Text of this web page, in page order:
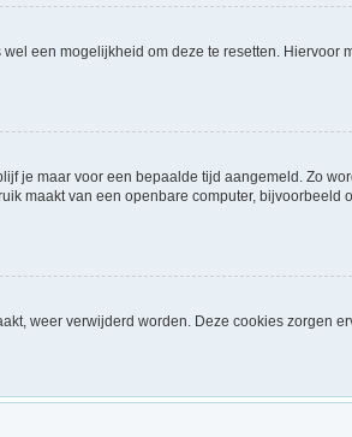
een mogelijkheid om deze te resetten.
je maar voor een bepaalde tijd aangemeld. Zo
maakt van een openbare computer,
weer verwijderd worden. Deze cookies zorgen